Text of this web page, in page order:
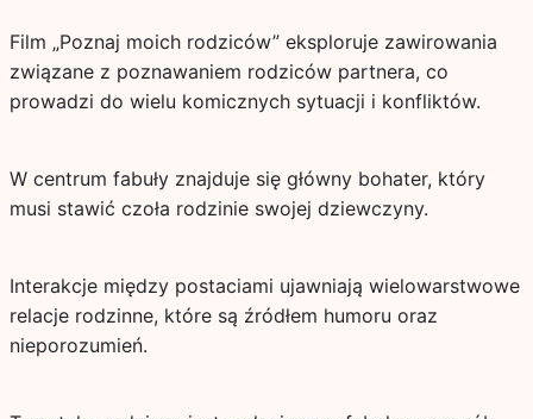
Film „Poznaj moich rodziców” eksploruje zawirowania
związane z poznawaniem rodziców partnera, co
prowadzi do wielu komicznych sytuacji i konfliktów.
W centrum fabuły znajduje się główny bohater, który
musi stawić czoła rodzinie swojej dziewczyny.
Interakcje między postaciami ujawniają wielowarstwowe
relacje rodzinne, które są źródłem humoru oraz
nieporozumień.